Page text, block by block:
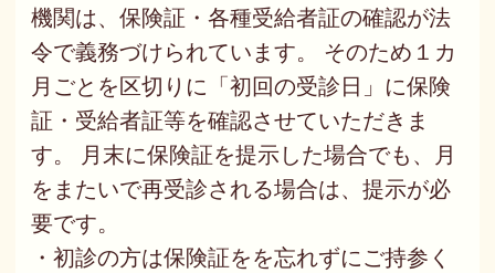
機関は、保険証・各種受給者証の確認が法
令で義務づけられています。 そのため１カ
月ごとを区切りに「初回の受診日」に保険
証・受給者証等を確認させていただきま
す。 月末に保険証を提示した場合でも、月
をまたいで再受診される場合は、提示が必
要です。
・初診の方は保険証をを忘れずにご持参く